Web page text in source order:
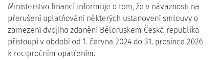
Ministerstvo financí informuje o tom, že v návaznosti na
přerušení uplatňování některých ustanovení smlouvy o
zamezení dvojího zdanění Běloruskem Česká republika
přistoupí v období od 1. června 2024 do 31. prosince 2026
k recipročním opatřením.